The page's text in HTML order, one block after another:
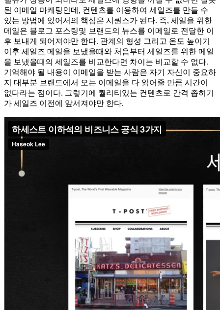
된 이메일 마케팅인데, 컨텐츠를 이용하여 세일즈를 만들 수
있는 방법에 있어서의 핵심은 시퀀스가 된다. 즉, 세일을 위한
메일은 블로그 포스팅및 브랜드의 뉴스를 이메일로 전달한 이
후 보내게 되어져야만 한다. 관계의 형성 그리고 온도 높이기
이후 세일즈 메일을 보냈을때와 처음부터 세일즈를 위한 메일
을 보냈을때의 세일즈를 비교한다면 차이는 비교할 수 없다.
기억해야 될 내용이 이메일을 받는 사람은 자기 자신이 중요하
지 대부분 브랜드에서 오는 이메일을 다 읽어줄 만큼 시간이
없다라는 점이다. 그렇기에 퀄리티있는 컨텐츠로 간격 좁히기
가 세일즈 이전에 앞서져야만 한다.